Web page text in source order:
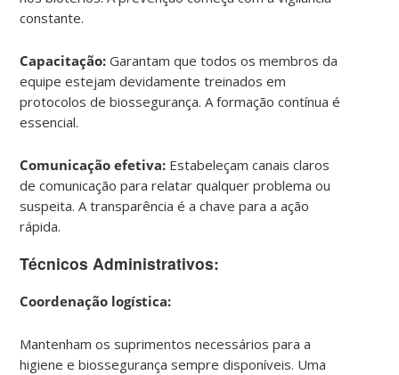
constante.
Capacitação: Garantam que todos os membros da
equipe estejam devidamente treinados em
protocolos de biossegurança. A formação contínua é
essencial.
Comunicação efetiva: Estabeleçam canais claros
de comunicação para relatar qualquer problema ou
suspeita. A transparência é a chave para a ação
rápida.
Técnicos Administrativos:
Coordenação logística:
Mantenham os suprimentos necessários para a
higiene e biossegurança sempre disponíveis. Uma